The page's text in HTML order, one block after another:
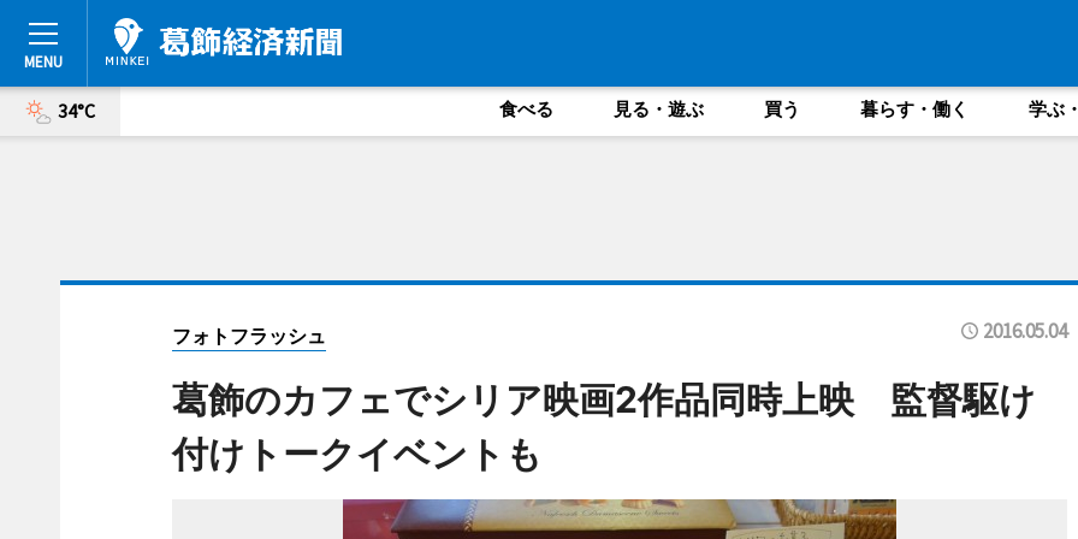
34°C 食べる 見る・遊ぶ 買う 暮らす・働く 学ぶ
フォトフラッシュ 2016.05.04
葛飾のカフェでシリア映画2作品同時上映 監督駆け
付けトークイベントも